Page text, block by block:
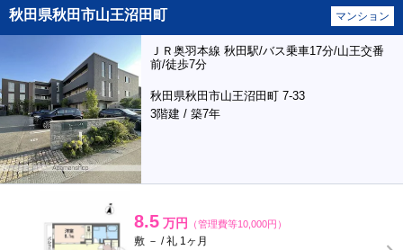
秋田県秋田市山王沼田町 マンション
ＪＲ奥羽本線 秋田駅/バス乗車17分/山王交番
前/徒歩7分
秋田県秋田市山王沼田町 7-33
3階建 / 築7年
8.5 万円 （管理費等10,000円）
敷 － / 礼 1ヶ月